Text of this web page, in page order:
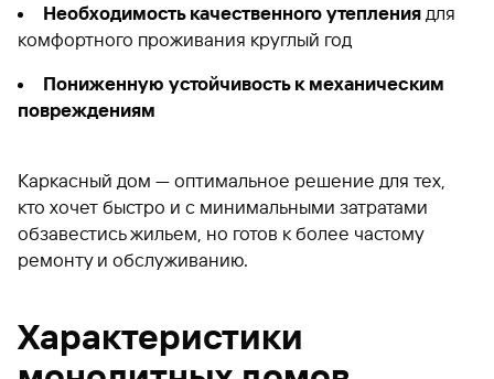
Необходимость качественного утепления для
комфортного проживания круглый год
Пониженную устойчивость к механическим
повреждениям
Каркасный дом — оптимальное решение для тех,
кто хочет быстро и с минимальными затратами
обзавестись жильем, но готов к более частому
ремонту и обслуживанию.
Характеристики